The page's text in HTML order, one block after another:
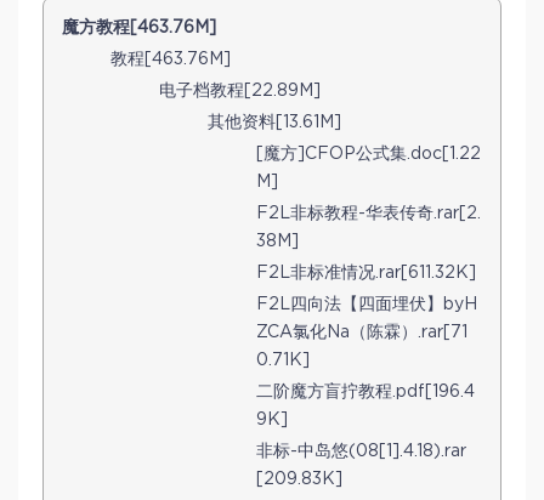
魔方教程[463.76M]
教程[463.76M]
电子档教程[22.89M]
其他资料[13.61M]
[魔方]CFOP公式集.doc[1.22
M]
F2L非标教程-华表传奇.rar[2.
38M]
F2L非标准情况.rar[611.32K]
F2L四向法【四面埋伏】byH
ZCA氯化Na（陈霖）.rar[71
0.71K]
二阶魔方盲拧教程.pdf[196.4
9K]
非标-中岛悠(08[1].4.18).rar
[209.83K]